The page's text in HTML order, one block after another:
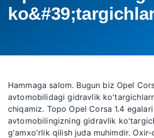
Hammaga salom. Bugun biz Opel
avtomobilidagi gidravlik
chiqamiz. Topo Opel Corsa 1.4
avtomobilingizning gidravlik
g'amxo'rlik qilish juda muhimdir.